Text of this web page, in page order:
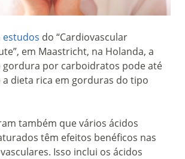
estudos do “Cardiovascular
em Maastricht, na Holanda, a
gordura por carboidratos pode até
dieta rica em gorduras do tipo
também que vários ácidos
têm efeitos benéficos nas
Isso inclui os ácidos